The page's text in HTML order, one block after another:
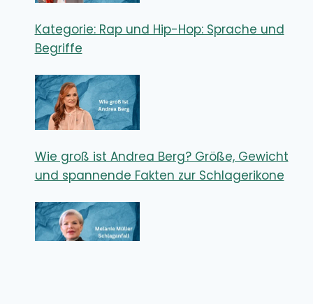
Kategorie: Rap und Hip-Hop: Sprache und
Begriffe
Wie groß ist Andrea Berg? Größe, Gewicht
und spannende Fakten zur Schlagerikone